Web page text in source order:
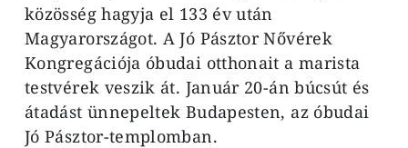
közösség hagyja el 133 év után
Magyarországot. A Jó Pásztor Nővérek
Kongregációja óbudai otthonait a marista
testvérek veszik át. Január 20-án búcsút és
átadást ünnepeltek Budapesten, az óbudai
Jó Pásztor-templomban.